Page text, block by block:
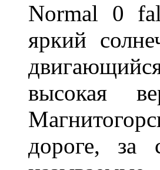
Normal 0
яркий
высокая
дороге, за